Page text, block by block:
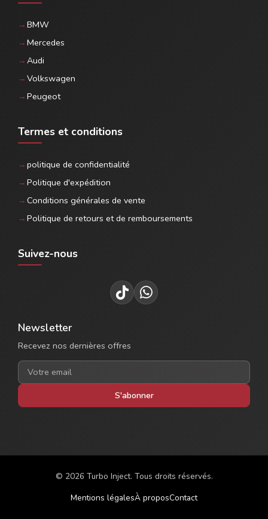
BMW
Mercedes
Audi
Volkswagen
Peugeot
Termes et conditions
politique de confidentialité
Politique d'expédition
Conditions générales de vente
Politique de retours et de remboursements
Suivez-nous
Newsletter
Recevez nos dernières offres
S'abonner
© 2026 Turbo Inject. Tous droits réservés.
Mentions légalesÀ proposContact